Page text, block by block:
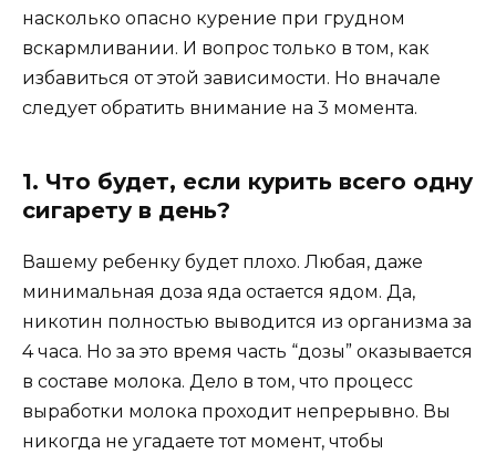
насколько опасно курение при грудном
вскармливании. И вопрос только в том, как
избавиться от этой зависимости. Но вначале
следует обратить внимание на 3 момента.
1. Что будет, если курить всего одну
сигарету в день?
Вашему ребенку будет плохо. Любая, даже
минимальная доза яда остается ядом. Да,
никотин полностью выводится из организма за
4 часа. Но за это время часть “дозы” оказывается
в составе молока. Дело в том, что процесс
выработки молока проходит непрерывно. Вы
никогда не угадаете тот момент, чтобы